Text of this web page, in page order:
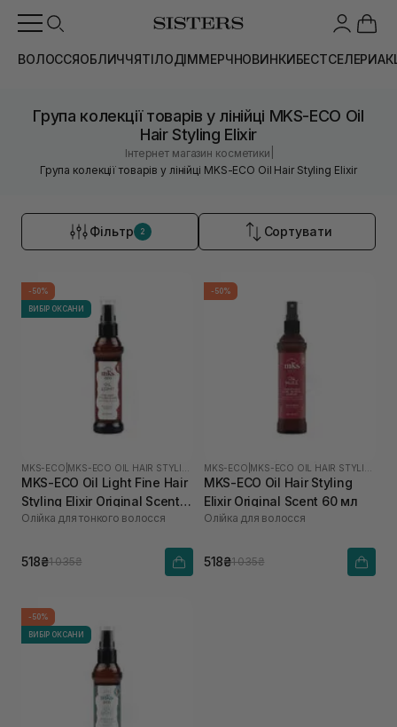
ВОЛОССЯОБЛИЧЧЯТІЛОДІММЕРЧНОВИНКИБЕСТСЕЛЕРИ
Група колекції товарів у лінійці MKS-ECO Oil
Hair Styling Elixir
Інтернет магазин косметики
Група колекції товарів у лінійці MKS-ECO Oil Hair Styling Elixir
Фільтр 2 Сортувати
-50%
ВИБІР ОКСАНИ
MKS-ECO
MKS-ECO Oil Light Fine Hair
Styling Elixir Original Scent
60 мл
Олійка для тонкого волосся
518₴1 035₴
-50%
MKS-ECO
MKS-ECO Oil Hair Styling
Elixir Original Scent 60 мл
Олійка для волосся
518₴1 035₴
-50%
ВИБІР ОКСАНИ